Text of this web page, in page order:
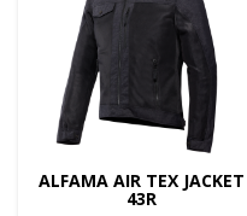
ALFAMA AIR TEX JACKET
43R